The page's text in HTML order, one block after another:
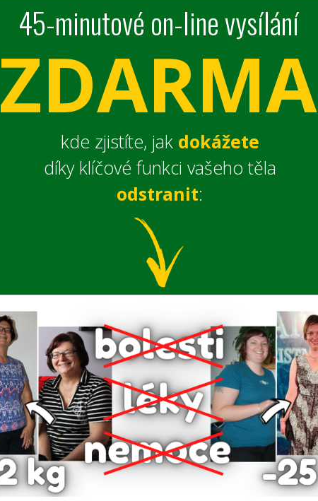
45-minutové on-line vysílání
ZDARMA
kde zjistíte, jak dokážete
díky klíčové funkci vašeho těla
odstranit: